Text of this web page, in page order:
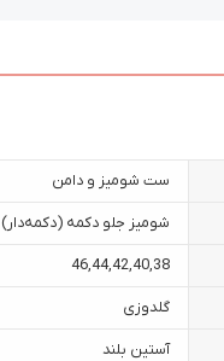
ست شومیز و دامن
شومیز جلو دکمه (دکمه‌دار)
38
,
40
,
42
,
44
,
46
گلدوزی
آستین بلند